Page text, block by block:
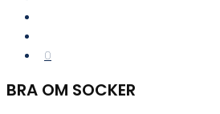
0
BRA OM SOCKER